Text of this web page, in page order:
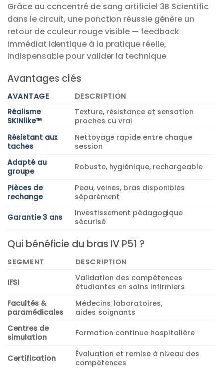
Grâce au concentré de sang artificiel 3B Scientific
dans le circuit, une ponction réussie génère un
retour de couleur rouge visible — feedback
immédiat identique à la pratique réelle,
indispensable pour valider la technique.
Avantages clés
AVANTAGE
DESCRIPTION
Réalisme
SKINlike™
Texture, résistance et sensation
proches du vrai
Résistant aux
taches
Nettoyage rapide entre chaque
session
Adapté au
groupe
Robuste, hygiénique, rechargeable
Pièces de
rechange
Peau, veines, bras disponibles
séparément
Garantie 3 ans
Investissement pédagogique
sécurisé
Qui bénéficie du bras IV P51 ?
SEGMENT DESCRIPTION
IFSI
Validation des compétences
étudiantes en soins infirmiers
Facultés &
paramédicales
Médecins, laboratoires,
aides‑soignants
Centres de
simulation
Formation continue hospitalière
Certification
Évaluation et remise à niveau des
compétences